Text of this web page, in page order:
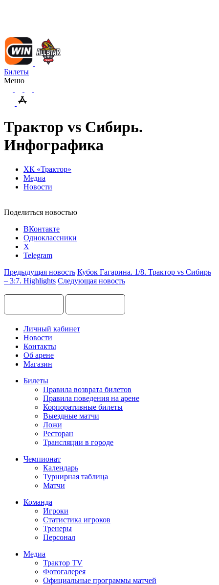
Билеты
Меню
Трактор vs Сибирь.
Инфографика
ХК «Трактор»
Медиа
Новости
Поделиться новостью
ВКонтакте
Одноклассники
X
Telegram
Предыдущая новость Кубок Гагарина. 1/8. Трактор vs Сибирь
– 3:7. Highlights Следующая новость
Личный кабинет
Новости
Контакты
Об арене
Магазин
Билеты
Правила возврата билетов
Правила поведения на арене
Корпоративные билеты
Выездные матчи
Ложи
Ресторан
Трансляции в городе
Чемпионат
Календарь
Турнирная таблица
Матчи
Команда
Игроки
Статистика игроков
Тренеры
Персонал
Медиа
Трактор TV
Фотогалерея
Официальные программы матчей